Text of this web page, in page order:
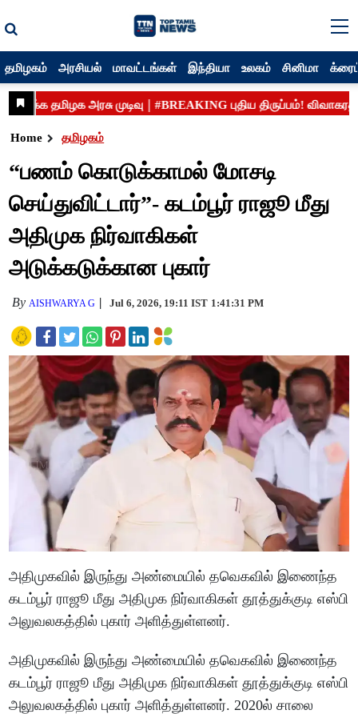
தமிழகம் அரசியல் மாவட்டங்கள் இந்தியா உலகம் சினிமா
Home தமிழகம்
“பணம் கொடுக்காமல் மோசடி
செய்துவிட்டார்”- கடம்பூர் ராஜூ மீது
அதிமுக நிர்வாகிகள்
அடுக்கடுக்கான புகார்
By AISHWARYA G Jul 6, 2026, 19:11 IST 1:41:31 PM
அதிமுகவில் இருந்து அண்மையில் தவெகவில் இணைந்த
கடம்பூர் ராஜூ மீது அதிமுக நிர்வாகிகள் தூத்துக்குடி எஸ்பி
அலுவலகத்தில் புகார் அளித்துள்ளனர்.
அதிமுகவில் இருந்து அண்மையில் தவெகவில் இணைந்த
கடம்பூர் ராஜூ மீது அதிமுக நிர்வாகிகள் தூத்துக்குடி எஸ்பி
அலுவலகத்தில் புகார் அளித்துள்ளனர். 2020ல் சாலை